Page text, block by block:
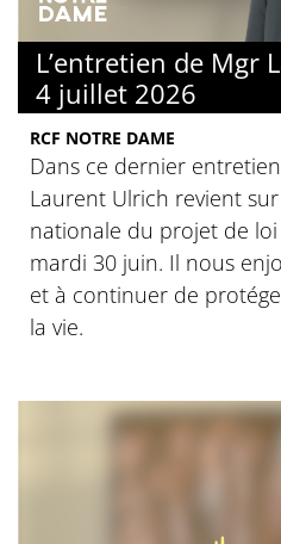
L’entretien de Mgr
4 juillet 2026
RCF NOTRE DAME
Dans ce dernier
Laurent Ulrich revient
nationale du projet de loi
mardi 30 juin. Il nous
et à continuer de
la vie.